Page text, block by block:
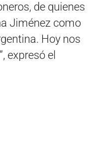
de quienes
Jiménez como
Hoy nos
expresó el